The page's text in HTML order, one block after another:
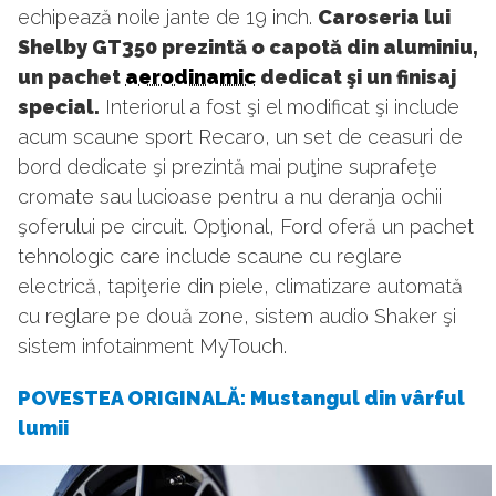
echipează noile jante de 19 inch. Caroseria lui
Shelby GT350 prezintă o capotă din aluminiu,
un pachet aerodinamic dedicat şi un finisaj
special. Interiorul a fost şi el modificat şi include
acum scaune sport Recaro, un set de ceasuri de
bord dedicate şi prezintă mai puţine suprafeţe
cromate sau lucioase pentru a nu deranja ochii
şoferului pe circuit. Opţional, Ford oferă un pachet
tehnologic care include scaune cu reglare
electrică, tapiţerie din piele, climatizare automată
cu reglare pe două zone, sistem audio Shaker şi
sistem infotainment MyTouch.
POVESTEA ORIGINALĂ: Mustangul din vârful
lumii